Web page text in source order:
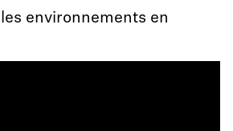
environnements en